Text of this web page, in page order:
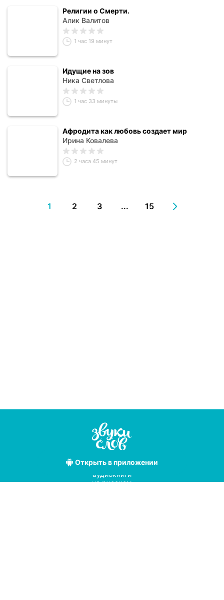
Религии о Смерти.
Алик Валитов
1 час 19 минут
Идущие на зов
Ника Светлова
1 час 33 минуты
Афродита как любовь создает мир
Ирина Ковалева
2 часа 45 минут
1 2 3 ... 15
Открытьв приложении
Лучшие
аудиокниги
на русском